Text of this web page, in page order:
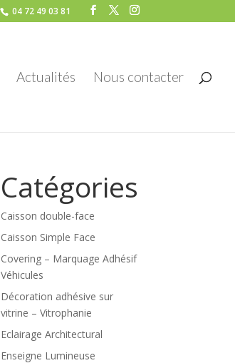
04 72 49 03 81
Actualités Nous contacter
Catégories
Caisson double-face
Caisson Simple Face
Covering – Marquage Adhésif
Véhicules
Décoration adhésive sur
vitrine – Vitrophanie
Eclairage Architectural
Enseigne Lumineuse